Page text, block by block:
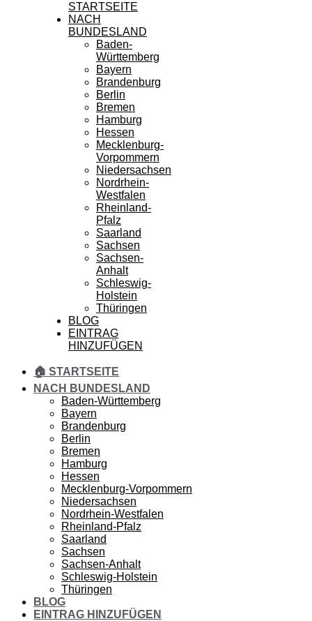
STARTSEITE
NACH
BUNDESLAND
Baden-
Württemberg
Bayern
Brandenburg
Berlin
Bremen
Hamburg
Hessen
Mecklenburg-
Vorpommern
Niedersachsen
Nordrhein-
Westfalen
Rheinland-
Pfalz
Saarland
Sachsen
Sachsen-
Anhalt
Schleswig-
Holstein
Thüringen
BLOG
EINTRAG
HINZUFÜGEN
🏠 STARTSEITE
NACH BUNDESLAND
Baden-Württemberg
Bayern
Brandenburg
Berlin
Bremen
Hamburg
Hessen
Mecklenburg-Vorpommern
Niedersachsen
Nordrhein-Westfalen
Rheinland-Pfalz
Saarland
Sachsen
Sachsen-Anhalt
Schleswig-Holstein
Thüringen
BLOG
EINTRAG HINZUFÜGEN